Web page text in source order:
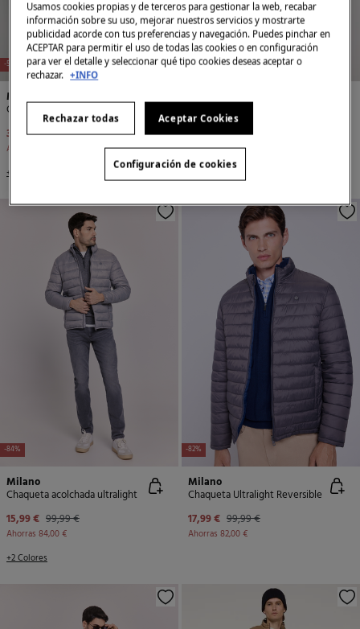
-56% NEW
Milano
Cazadora bolsillos
39,99 € 89,99 €
Ahorras
+2 Colores
-56%
Cazadora bolsillos
39,99 € 89,99 €
Ahorras50,00 €
+2 Colores
-84%
Milano
Chaqueta acolchada ultralight
15,99 € 99,99 €
Ahorras 84,00 €
+2 Colores
-82%
Milano
Chaqueta Ultralight Reversible
17,99 € 99,99 €
Ahorras 82,00 €
Usamos cookies propias y de terceros para gestionar la web, recabar
información sobre su uso, mejorar nuestros servicios y mostrarte
publicidad acorde con tus preferencias y navegación. Puedes pinchar en
ACEPTAR para permitir el uso de todas las cookies o en configuración
para ver el detalle y seleccionar qué tipo cookies deseas aceptar o
rechazar. +INFO
Rechazar todas Aceptar Cookies
Configuración de cookies